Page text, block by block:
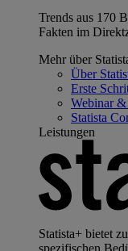
Trends aus 170
Fakten im
Mehr über
Über
Erste
Webinar
Statista
Leistungen
Statista+ bietet
spezifischen